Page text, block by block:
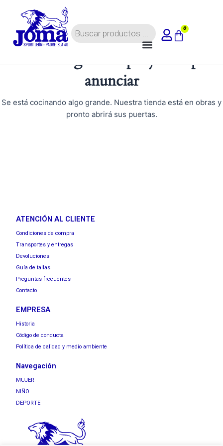
contenido
Búsqueda
de
Menú
0
Tenemos grandes proyectos por
anunciar
Se está cocinando algo grande. Nuestra tienda está en obras y
pronto abrirá sus puertas.
ATENCIÓN AL CLIENTE
Condiciones de compra
Transportes y entregas
Devoluciones
Guía de tallas
Preguntas frecuentes
Contacto
EMPRESA
Historia
Código de conducta
Política de calidad y medio ambiente
Navegación
MUJER
NIÑO
DEPORTE